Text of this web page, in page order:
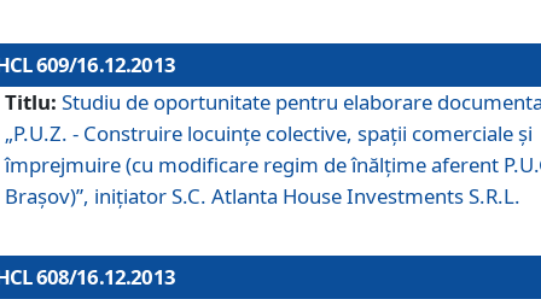
609/16.12.2013
Titlu: Studiu de oportunitate pentru elaborare
„P.U.Z. - Construire locuinţe colective, spaţii comerciale şi
împrejmuire (cu modificare regim de înălţime aferent
Braşov)”, iniţiator S.C. Atlanta House Investments S.R.L.
608/16.12.2013